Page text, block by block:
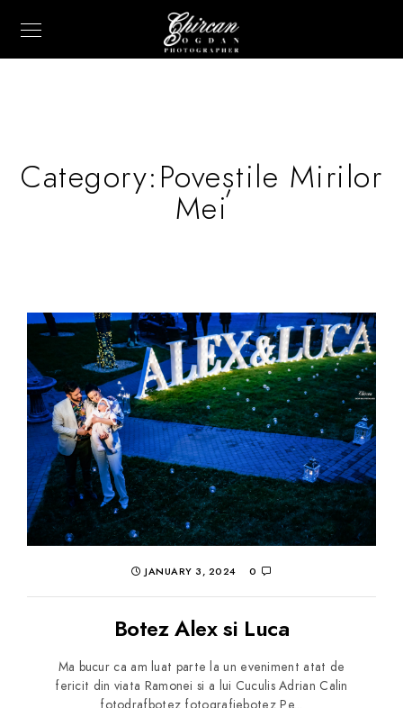
Category:Poveștile Mirilor
Mei
JANUARY 3, 2024 0
Botez Alex si Luca
Ma bucur ca am luat parte la un eveniment atat de
fericit din viata Ramonei si a lui Cuculis Adrian Calin
fotodrafbotez fotografiebotez Pe...